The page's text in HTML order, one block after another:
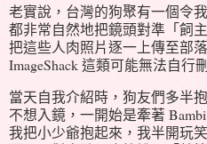
老實說，台灣的狗聚有一個令
都非常自然地把鏡頭對準「飼
把這些人肉照片逐一上傳至部
ImageShack 這類可能無法自行
當天自我介紹時，狗友們多半
不想入鏡，一開始是牽著
我把小少爺抱起來，我半開玩